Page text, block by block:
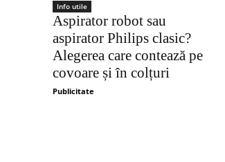
Info utile
Aspirator robot sau
aspirator Philips clasic?
Alegerea care contează pe
covoare și în colțuri
Publicitate